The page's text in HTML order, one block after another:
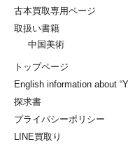
古本買取専用ページ
取扱い書籍
中国美術
トップページ
English information about
探求書
プライバシーポリシー
LINE買取り